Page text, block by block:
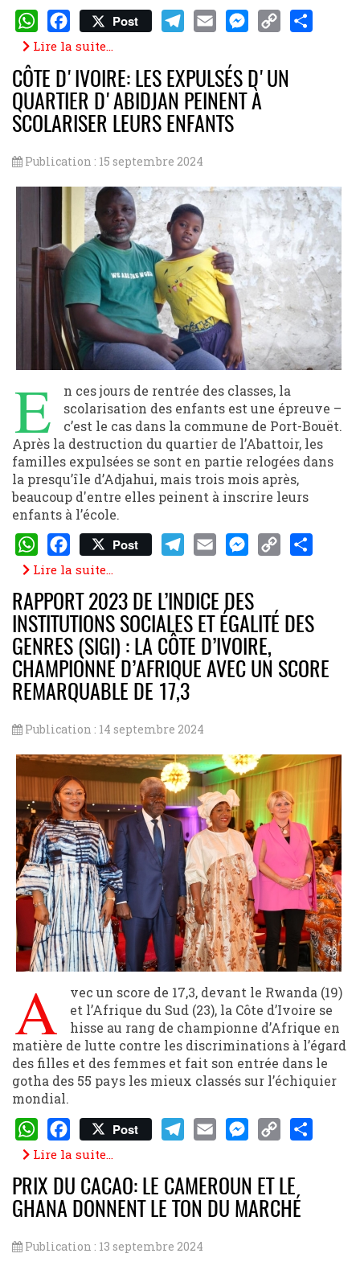
WhatsApp
Facebook
Post
Lire la suite...
CÔTE D'IVOIRE: LES EXPULSÉS D'UN
QUARTIER D'ABIDJAN PEINENT À
SCOLARISER LEURS ENFANTS
Publication : 15 septembre 2024
E
n ces jours de rentrée des classes, la
scolarisation des enfants est une épreuve –
c’est le cas dans la commune de Port-Bouët.
Après la destruction du quartier de l’Abattoir, les
familles expulsées se sont en partie relogées dans
la presqu’île d’Adjahui, mais trois mois après,
beaucoup d'entre elles peinent à inscrire leurs
enfants à l’école.
WhatsApp
Facebook
Post
Lire la suite...
RAPPORT 2023 DE L’INDICE DES
INSTITUTIONS SOCIALES ET ÉGALITÉ DES
GENRES (SIGI) : LA CÔTE D’IVOIRE,
CHAMPIONNE D’AFRIQUE AVEC UN SCORE
REMARQUABLE DE 17,3
Publication : 14 septembre 2024
A
vec un score de 17,3, devant le Rwanda (19)
et l’Afrique du Sud (23), la Côte d’Ivoire se
hisse au rang de championne d’Afrique en
matière de lutte contre les discriminations à l’égard
des filles et des femmes et fait son entrée dans le
gotha des 55 pays les mieux classés sur l’échiquier
mondial.
WhatsApp
Facebook
Post
Link
Lire la suite...
PRIX DU CACAO: LE CAMEROUN ET LE
GHANA DONNENT LE TON DU MARCHÉ
Publication : 13 septembre 2024